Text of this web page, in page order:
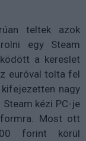
teltek azok
egy Steam
a kereslet
euróval tolta fel
nagy
kézi PC-je
Most ott
forint körül